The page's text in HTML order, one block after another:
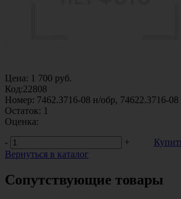
Цена: 1 700 руб.
Код:22808
Номер: 7462.3716-08 н/обр, 74622.3716-08
Остаток: 1
Оценка:
-
+
Вернуться в каталог
Сопутствующие товары